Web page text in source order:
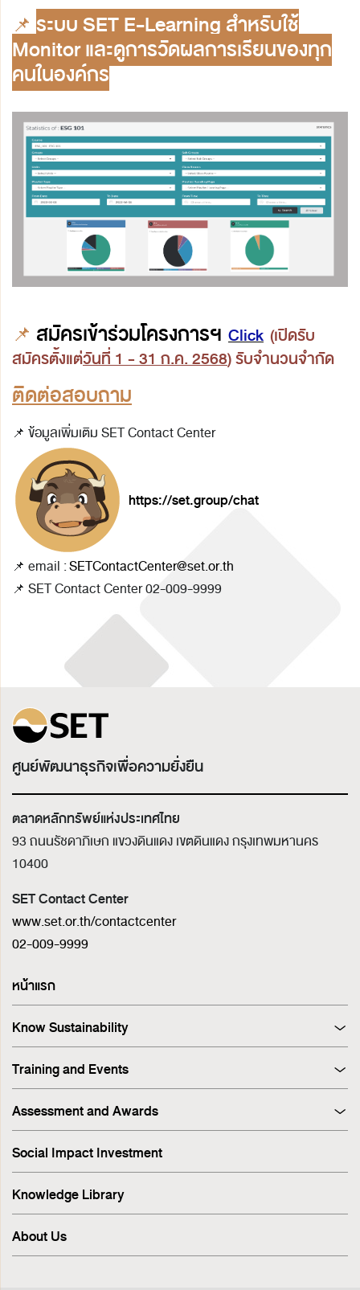
📌 ระบบ SET E-Learning สำหรับใช้
Monitor และดูการวัดผลการเรียนของทุก
คนในองค์กร
📌 สมัครเข้าร่วมโครงการฯ Click (เปิดรับ
สมัครตั้งแต่วันที่ 1 - 31 ก.ค. 2568) รับจำนวนจำกัด
ติดต่อสอบถาม
📌 ข้อมูลเพิ่มเติม SET Contact Center
https://set.group/chat
📌 email :SETContactCenter@set.or.th
📌 SET Contact Center 02-009-9999
ศูนย์พัฒนาธุรกิจเพื่อความยั่งยืน
ตลาดหลักทรัพย์แห่งประเทศไทย
93 ถนนรัชดาภิเษก แขวงดินแดง เขตดินแดงกรุงเทพมหานคร
10400
SET Contact Center
www.set.or.th/contactcenter
02-009-9999
หน้าแรก
Know Sustainability
Sustainability at A Glance
Principles and Guidelines
Corporate Governance
Sustainability Management Process
Stakeholder Engagement & Materiality Analysis
ESG Risk
Sustainable Supply Chain
Environment
Innovation
Training and Events
Training
Events
Assessment and Awards
Corporate Governance Report (CGR)
SET ESG Ratings
FTSE Russell ESG Scores
ASEAN Corporate Governance Scorecard
Sustainability Index
Sustainability Awards
IR Awards
Social Impact Investment
Knowledge Library
About Us